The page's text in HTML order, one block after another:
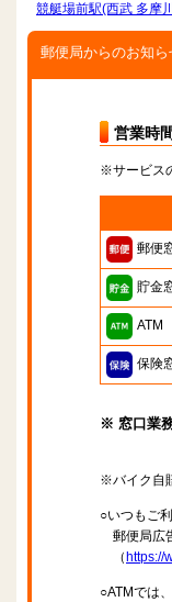
競艇場前駅(西武 多摩
郵便局からのお知ら
営業時間
※サービス
郵便
貯金
ATM
保険
※ 窓口業
※バイク自
○いつもご
郵便局広
（ https://
○ATMでは